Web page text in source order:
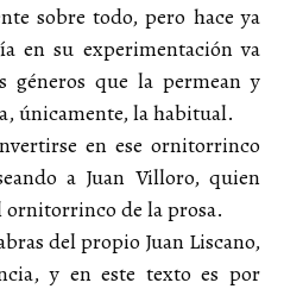
sobre todo, pero hace ya
en su experimentación va
géneros que la permean y
únicamente, la habitual.
en ese ornitorrinco
a Juan Villoro, quien
ornitorrinco de la prosa.
del propio Juan Liscano,
y en este texto es por